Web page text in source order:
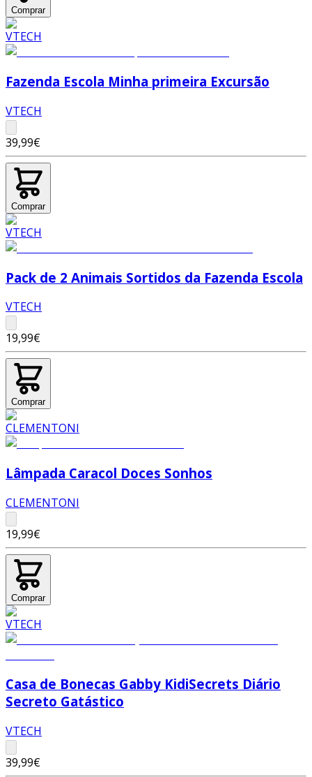
Comprar
Fazenda Escola Minha primeira Excursão
VTECH
39,99€
Comprar
Pack de 2 Animais Sortidos da Fazenda Escola
VTECH
19,99€
Comprar
Lâmpada Caracol Doces Sonhos
CLEMENTONI
19,99€
Comprar
Casa de Bonecas Gabby KidiSecrets Diário
Secreto Gatástico
VTECH
39,99€